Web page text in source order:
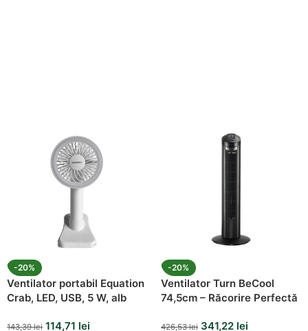
-20%
Ventilator portabil Equation
Crab, LED, USB, 5 W, alb
143,39lei 114,71 lei
-20%
Ventilator Turn BeCool
74,5cm – Răcorire Perfectă
426,53lei 341,22 lei